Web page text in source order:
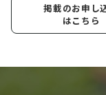
掲載のお申し
はこちら